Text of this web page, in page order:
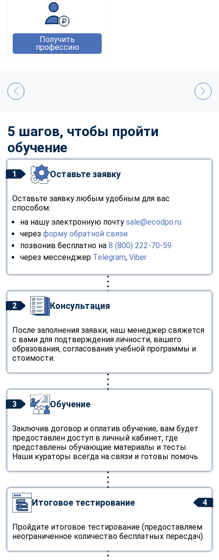
Получить
профессию
5 шагов, чтобы пройти
обучение
1 Оставьте заявку
Оставьте заявку любым удобным для вас
способом:
на нашу электронную почту sale@ecodpo.ru
через форму обратной связи
позвонив бесплатно на 8 (800) 222-70-59
через мессенджер Telegram, Viber
2 Консультация
После заполнения заявки, наш менеджер свяжется
с вами для подтверждения личности, вашего
образования, согласования учебной программы и
стоимости.
3 Обучение
Заключив договор и оплатив обучение, вам будет
предоставлен доступ в личный кабинет, где
представлены обучающие материалы и тесты.
Наши кураторы всегда на связи и готовы помочь.
4
Итоговое тестирование
Пройдите итоговое тестирование (предоставляем
неограниченное количество бесплатных пересдач).